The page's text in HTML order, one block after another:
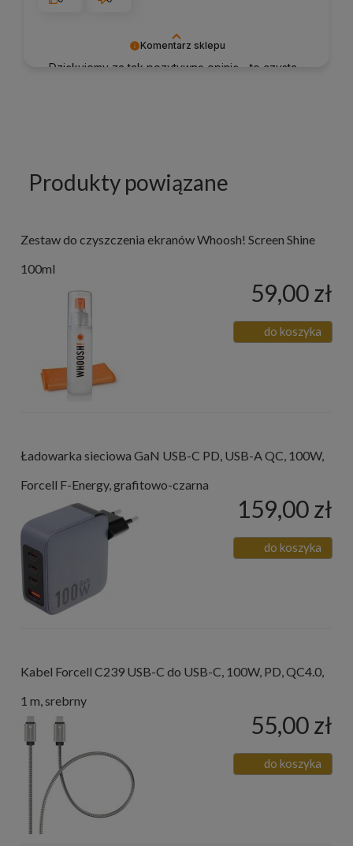
Komentarz sklepu
Dziękujemy za tak pozytywną opinię - to czysta
Produkty powiązane
Zestaw do czyszczenia ekranów Whoosh! Screen Shine
100ml
59,00 zł
do koszyka
Ładowarka sieciowa GaN USB-C PD, USB-A QC, 100W,
Forcell F-Energy, grafitowo-czarna
159,00 zł
do koszyka
Kabel Forcell C239 USB-C do USB-C, 100W, PD, QC4.0,
1 m, srebrny
55,00 zł
do koszyka